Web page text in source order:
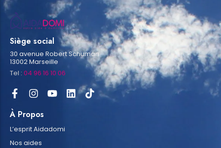
Siège social
30 avenue Robert Schuman
13002 Marseille
Tel : 04 96 16 10 06
À Propos
L’esprit Aidadomi
Nos aides